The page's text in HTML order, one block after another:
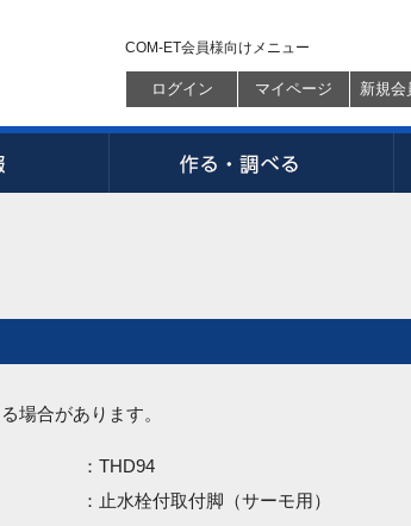
COM-ET会員様向けメニュー
ログイン マイページ 新規会
場合があります。
：THD94
：止水栓付取付脚（サーモ用）